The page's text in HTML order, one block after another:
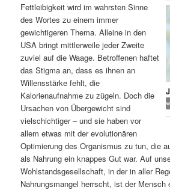
a
l
t
s
p
r
n
h
a
l
t
s
Fettleibigkeit wird im wahrsten Sinne
des Wortes zu einem immer
gewichtigeren Thema. Alleine in den
USA bringt mittlerweile jeder Zweite
zuviel auf die Waage. Betroffenen haftet
das Stigma an, dass es ihnen an
Willensstärke fehlt, die
Kalorienaufnahme zu zügeln. Doch die
Ursachen von Übergewicht sind
vielschichtiger – und sie haben vor
allem etwas mit der evolutionären
Optimierung des Organismus zu tun, die
als Nahrung ein knappes Gut war. Auf
Wohlstandsgesellschaft, in der in aller
Nahrungsmangel herrscht, ist der Mensch